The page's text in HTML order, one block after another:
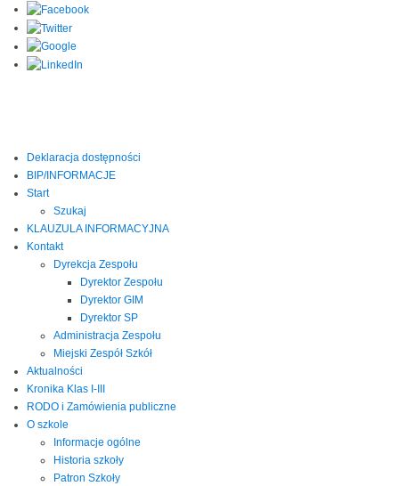
Deklaracja dostępności
BIP/INFORMACJE
Start
Szukaj
KLAUZULA INFORMACYJNA
Kontakt
Dyrekcja Zespołu
Dyrektor Zespołu
Dyrektor GIM
Dyrektor SP
Administracja Zespołu
Miejski Zespół Szkół
Aktualności
Kronika Klas I-III
RODO i Zamówienia publiczne
O szkole
Informacje ogólne
Historia szkoły
Patron Szkoły